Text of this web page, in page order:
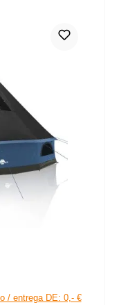
venta:
/ entrega DE: 0,- €